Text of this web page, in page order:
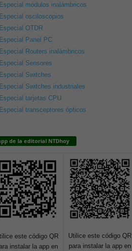
Especial módulos inalámbricos
Especial osciloscopios
Especial OTDR
Especial Panel PC
Especial Routers inalámbricos
Especial Sensores
Especial Switches
Especial Switches industriales
Especial tarjetas CPU
Especial transceptores ópticos
de la editorial NTDhoy
este código QR
instalar la app en
Utilice este código QR
para instalar la app en